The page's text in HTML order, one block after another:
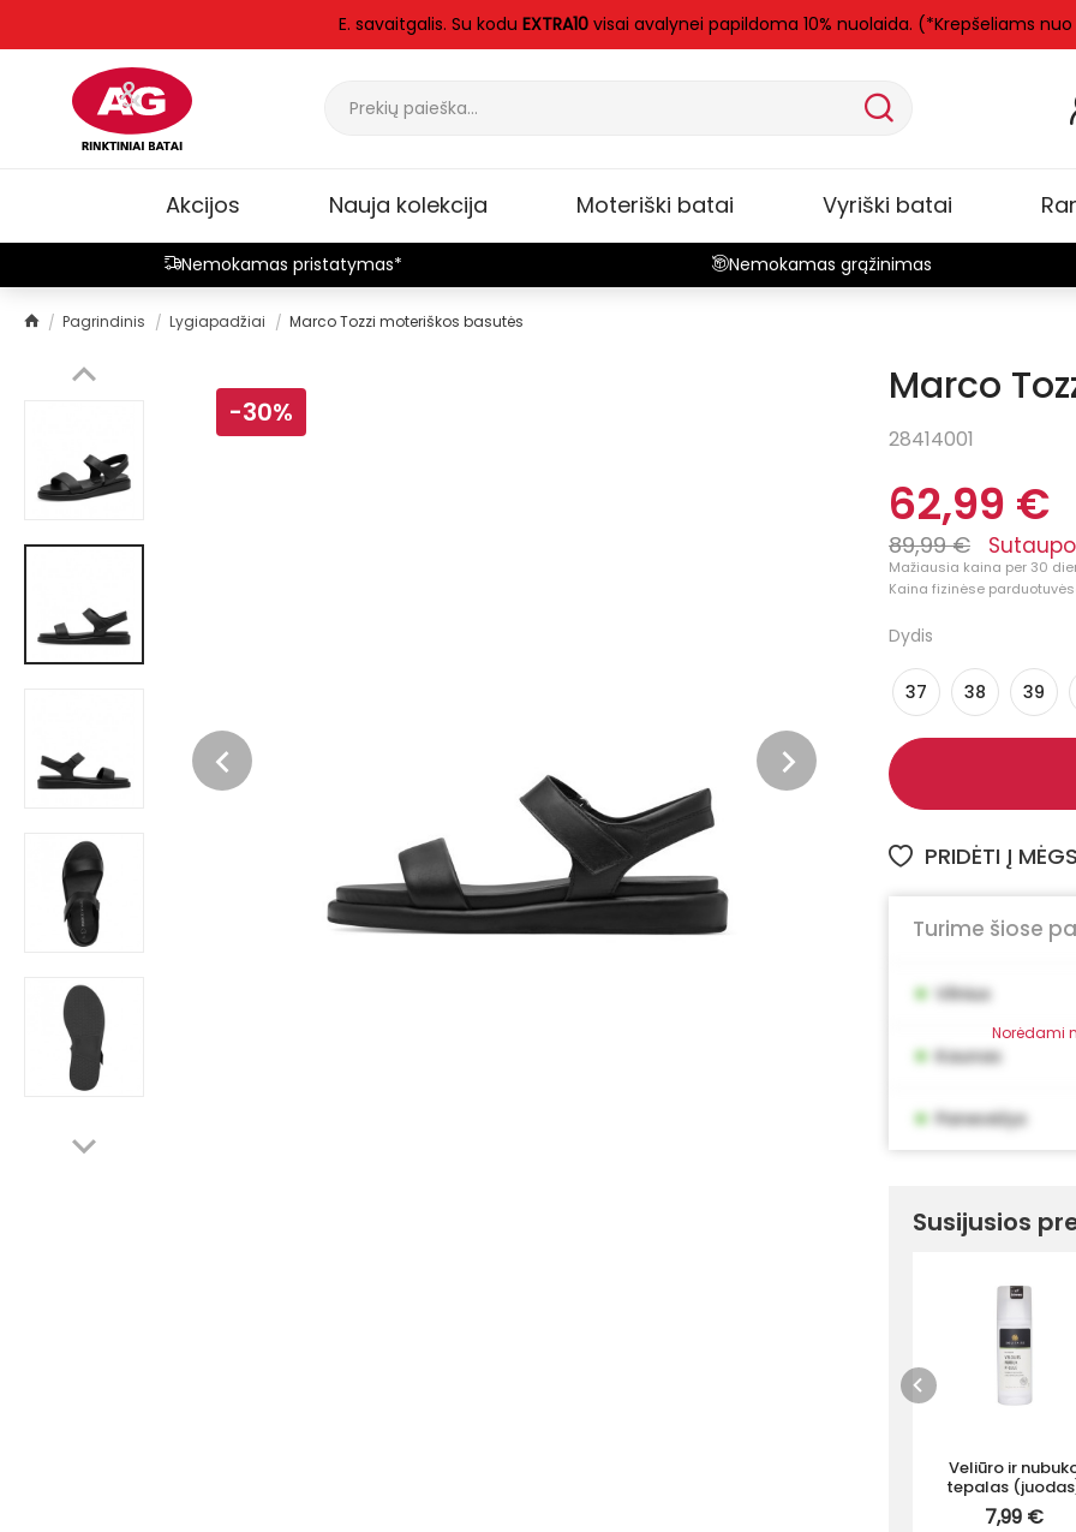
E. savaitgalis. Su koduEXTRA10 visai avalynei papildoma 10% nuolaida. (*Krepšeliams nuo
Akcijos Nauja kolekcija Moteriški batai Vyriški batai
Nemokamas pristatymas* Nemokamas grąžinimas
Pagrindinis Lygiapadžiai Marco Tozzi moteriškos basutės
-30%
Marco
28414001
62,99 €
89,99 €
Mažiausia kaina per 30
Kaina fizinėse
Dydis
37 38 39
PRIDĖTI Į
Turime šiose
Norėdami
• Vilnius
• Kaunas
• Panevėžys
Susijusios
Veliūro ir
tepalas
75ml
7,99 €